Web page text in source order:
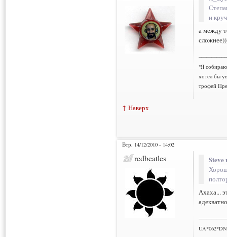
и
а между
"Я
хотел бы
трофей
↑ Наверх
Втр, 14/12/2010 - 14:02
redbeatles Steve
Ахаха...
UA*062*DN